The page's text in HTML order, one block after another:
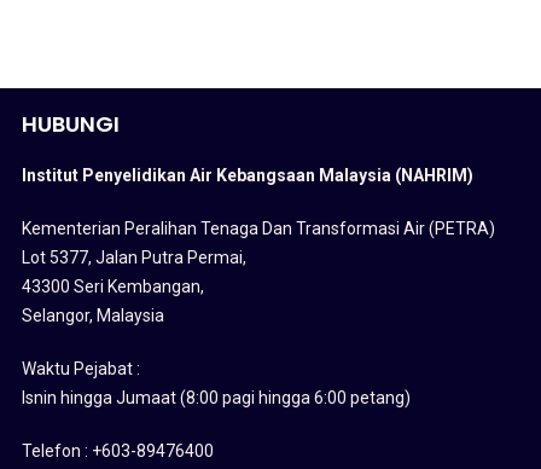
HUBUNGI
Institut Penyelidikan Air Kebangsaan Malaysia (NAHRIM)
Kementerian Peralihan Tenaga Dan Transformasi Air (PETRA)
Lot 5377, Jalan Putra Permai,
43300 Seri Kembangan,
Selangor, Malaysia
Waktu Pejabat :
Isnin hingga Jumaat (8:00 pagi hingga 6:00 petang)
Telefon : +603-89476400